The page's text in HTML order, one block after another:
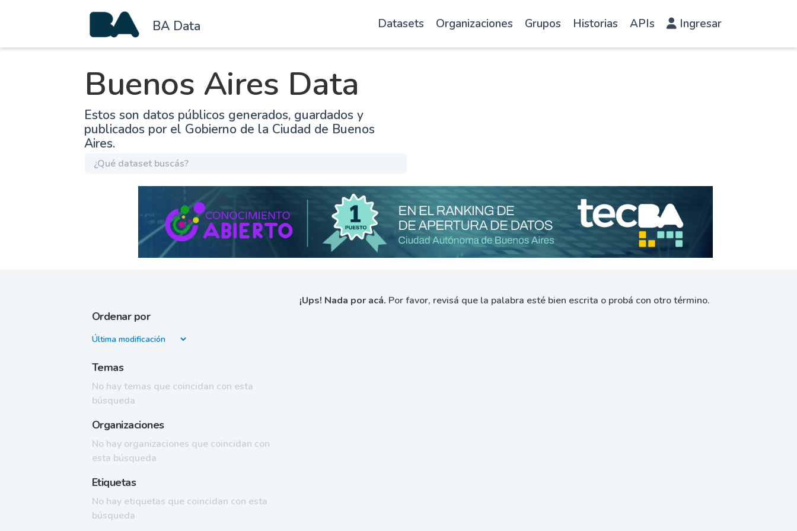
BA Data Datasets Organizaciones Grupos Historias APIs Ingresar
Buenos Aires Data
Estos son datos públicos generados, guardados y
publicados por el Gobierno de la Ciudad de Buenos
Aires.
Ordenar por
Temas
No hay temas que coincidan con esta
búsqueda
Organizaciones
No hay organizaciones que coincidan con
esta búsqueda
Etiquetas
No hay etiquetas que coincidan con esta
búsqueda
¡Ups! Nada por acá. Por favor, revisá que la palabra esté bien escrita o probá con otro término.